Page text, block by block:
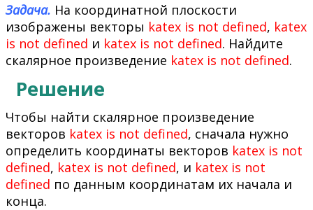
Задача. На координатной плоскости
изображены векторы katex is not defined, katex
is not defined и katex is not defined. Найдите
скалярное произведение katex is not defined.
Решение
Чтобы найти скалярное произведение
векторов katex is not defined, сначала нужно
определить координаты векторов katex is not
defined, katex is not defined, и katex is not
defined по данным координатам их начала и
конца.